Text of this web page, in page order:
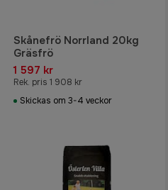
Skånefrö Norrland 20kg
Gräsfrö
1 597 kr
Rek. pris 1 908 kr
Skickas om 3-4 veckor